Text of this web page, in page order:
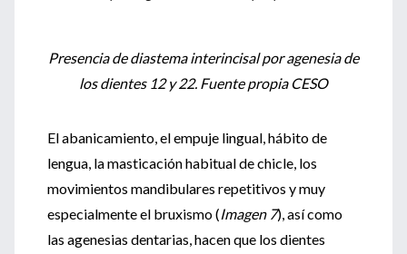
Presencia de diastema interincisal por agenesia de
los dientes 12 y 22. Fuente propia CESO
El abanicamiento, el empuje lingual, hábito de
lengua, la masticación habitual de chicle, los
movimientos mandibulares repetitivos y muy
especialmente el bruxismo (Imagen 7), así como
las agenesias dentarias, hacen que los dientes